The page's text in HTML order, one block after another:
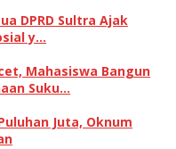
DPRD Sultra Ajak
y…
Mahasiswa Bangun
Suku…
Juta, Oknum